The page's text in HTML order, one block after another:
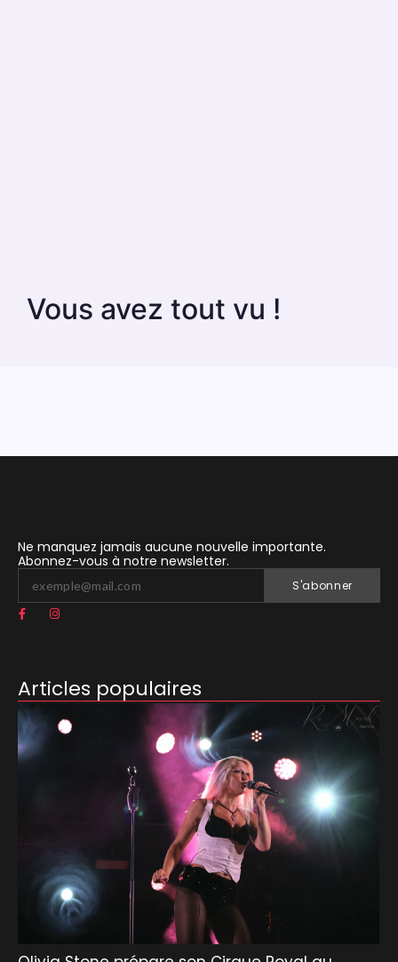
Vous avez tout vu !
Ne manquez jamais aucune nouvelle importante.
Abonnez-vous à notre newsletter.
S'abonner
Articles populaires